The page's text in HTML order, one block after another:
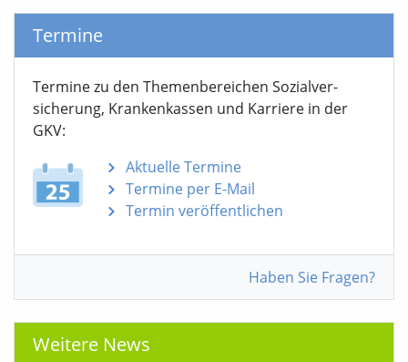
Termine
Termine zu den Themen­bereichen Sozialver­
sicherung, Krankenkassen und Karriere in der
GKV:
Aktuelle Termine
Termine per E-Mail
Termin veröffentlichen
Haben Sie Fragen?
Weitere News